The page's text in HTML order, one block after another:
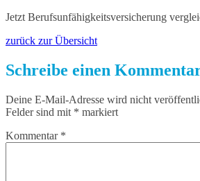
Jetzt Berufsunfähigkeitsversicherung
zurück zur Übersicht
Schreibe einen
Deine E-Mail-Adresse wird nicht
Felder sind mit * markiert
Kommentar *